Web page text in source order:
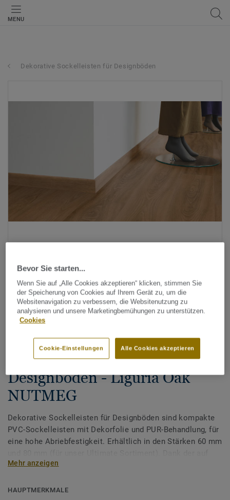
MENU
Dekorative Sockelleisten für Designböden
Alle Designs anzeigen (200)
Dekorative Sockelleisten für
Designböden - Liguria Oak
NUTMEG
Dekorative Sockelleisten für Designböden sind kompakte
PVC-Sockelleisten mit Dekorfolie und PUR-Behandlung, für
eine hohe Abriebfestigkeit. Erhältlich in den Stärken 60 mm
unsere Designböden abgestimmten Farben sorgen Sie für
Mehr anzeigen
HAUPTMERKMALE
Bevor Sie starten...
Wenn Sie auf „Alle Cookies akzeptieren“ klicken, stimmen Sie
der Speicherung von Cookies auf Ihrem Gerät zu, um die
Websitenavigation zu verbessern, die Websitenutzung zu
analysieren und unsere Marketingbemühungen zu unterstützen.
Cookies
Alle Cookies akzeptieren
Cookie-Einstellungen